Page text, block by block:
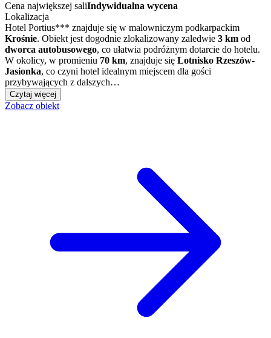
Cena największej saliIndywidualna wycena
Lokalizacja
Hotel Portius*** znajduje się w malowniczym podkarpackim
Krośnie. Obiekt jest dogodnie zlokalizowany zaledwie 3 km od
dworca autobusowego, co ułatwia podróżnym dotarcie do hotelu.
W okolicy, w promieniu 70 km, znajduje się Lotnisko Rzeszów-
Jasionka, co czyni hotel idealnym miejscem dla gości
przybywających z dalszych…
Czytaj więcej
Zobacz obiekt